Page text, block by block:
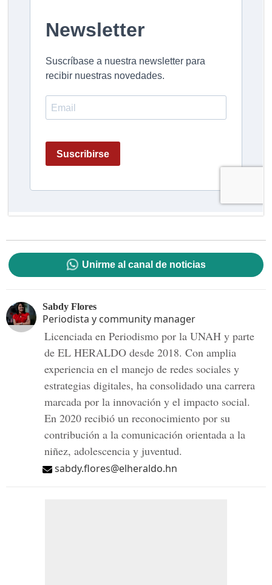
Unirme al canal de noticias
Sabdy Flores
Periodista y community manager
Licenciada en Periodismo por la UNAH y parte
de EL HERALDO desde 2018. Con amplia
experiencia en el manejo de redes sociales y
estrategias digitales, ha consolidado una carrera
marcada por la innovación y el impacto social.
En 2020 recibió un reconocimiento por su
contribución a la comunicación orientada a la
niñez, adolescencia y juventud.
sabdy.flores@elheraldo.hn